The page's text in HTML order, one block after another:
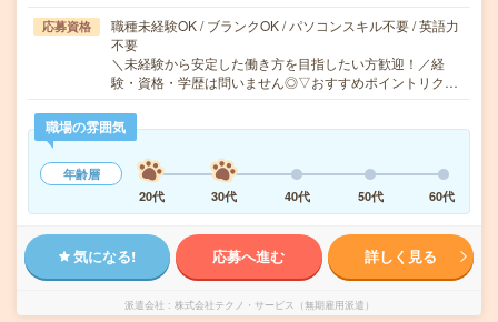
応募資格
職種未経験OK / ブランクOK / パソコンスキル不要 / 英語力
不要
＼未経験から安定した働き方を目指したい方歓迎！／経
験・資格・学歴は問いません◎▽おすすめポイントリク…
職場の雰囲気
年齢層
20代
30代 40代 50代 60代
気になる! 応募へ進む 詳しく見る
派遣会社 株式会社テクノ・サービス（無期雇用派遣）